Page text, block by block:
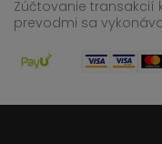
Zúčtovanie transakcií
prevodmi sa